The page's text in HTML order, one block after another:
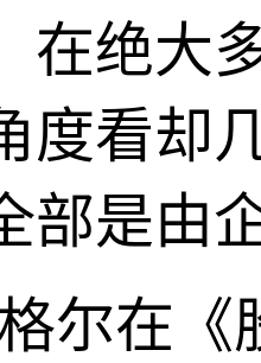
在绝大
度看却
部是由
尔在